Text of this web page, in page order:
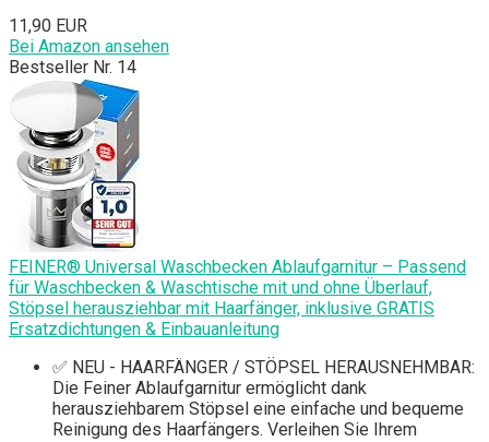
11,90 EUR
Bei Amazon ansehen
Bestseller Nr. 14
FEINER® Universal Waschbecken Ablaufgarnitur – Passend
für Waschbecken & Waschtische mit und ohne Überlauf,
Stöpsel herausziehbar mit Haarfänger, inklusive GRATIS
Ersatzdichtungen & Einbauanleitung
✅ NEU - HAARFÄNGER / STÖPSEL HERAUSNEHMBAR:
Die Feiner Ablaufgarnitur ermöglicht dank
herausziehbarem Stöpsel eine einfache und bequeme
Reinigung des Haarfängers. Verleihen Sie Ihrem